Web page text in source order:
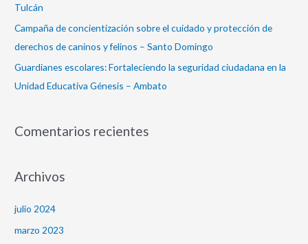
Tulcán
Campaña de concientización sobre el cuidado y protección de
derechos de caninos y felinos – Santo Domingo
Guardianes escolares: Fortaleciendo la seguridad ciudadana en la
Unidad Educativa Génesis – Ambato
Comentarios recientes
Archivos
julio 2024
marzo 2023